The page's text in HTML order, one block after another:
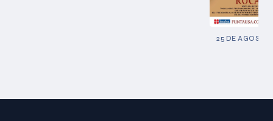
25 DE AGOSTO